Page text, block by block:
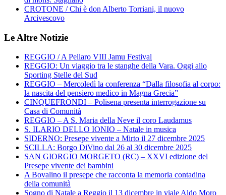
CROTONE / Chi è don Alberto Torriani, il nuovo
Arcivescovo
Le Altre Notizie
REGGIO / A Pellaro VIII Jamu Festival
REGGIO: Un viaggio tra le stanghe della Vara. Oggi allo
Sporting Stelle del Sud
REGGIO – Mercoledì la conferenza “Dalla filosofia al corpo:
la nascita del pensiero medico in Magna Grecia”
CINQUEFRONDI – Polisena presenta interrogazione su
Casa di Comunità
REGGIO – A S. Maria della Neve il coro Laudamus
S. ILARIO DELLO IONIO – Natale in musica
SIDERNO: Presepe vivente a Mirto il 27 dicembre 2025
SCILLA: Borgo DiVino dal 26 al 30 dicembre 2025
SAN GIORGIO MORGETO (RC) – XXVI edizione del
Presepe vivente dei bambini
A Bovalino il presepe che racconta la memoria contadina
della comunità
Sogno di Natale a Reggio il 13 dicembre in viale Aldo Moro